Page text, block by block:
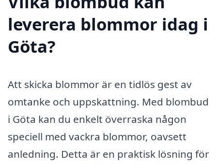
leverera blommor idag i
Göta?
Att skicka blommor är en tidlös gest av
omtanke och uppskattning. Med blombud
i Göta kan du enkelt överraska någon
speciell med vackra blommor, oavsett
anledning. Detta är en praktisk lösning för